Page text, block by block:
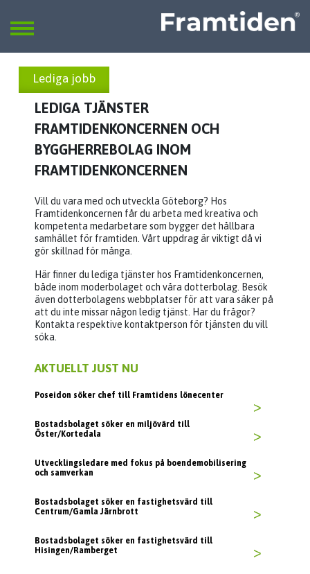
SÖK
Lediga jobb
LEDIGA TJÄNSTER
FRAMTIDENKONCERNEN OCH
BYGGHERREBOLAG INOM
FRAMTIDENKONCERNEN
Vill du vara med och utveckla Göteborg? Hos
Framtidenkoncernen får du arbeta med kreativa och
kompetenta medarbetare som bygger det hållbara
samhället för framtiden. Vårt uppdrag är viktigt då vi
gör skillnad för många.
Här finner du lediga tjänster hos Framtidenkoncernen,
både inom moderbolaget och våra dotterbolag. Besök
även dotterbolagens webbplatser för att vara säker på
att du inte missar någon ledig tjänst. Har du frågor?
Kontakta respektive kontaktperson för tjänsten du vill
söka.
AKTUELLT JUST NU
Poseidon söker chef till Framtidens lönecenter
>
Bostadsbolaget söker en miljövärd till
Öster/Kortedala
>
Utvecklingsledare med fokus på boendemobilisering
och samverkan
>
Bostadsbolaget söker en fastighetsvärd till
Centrum/Gamla Järnbrott
>
Bostadsbolaget söker en fastighetsvärd till
Hisingen/Ramberget
>